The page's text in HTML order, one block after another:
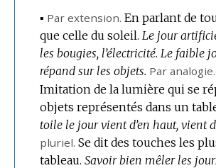
▪ Par extension. En parlant de
que celle du soleil. Le jour
les bougies, l’électricité. Le faible
répand sur les objets. Par analogie.
Imitation de la lumière qui se
objets représentés dans un
toile le jour vient d’en haut, vient
pluriel. Se dit des touches les
tableau. Savoir bien mêler les